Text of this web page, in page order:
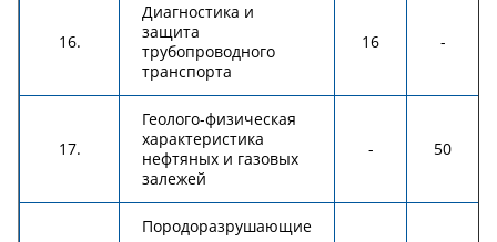
16.
Диагностика и
защита
трубопроводного
транспорта
16 -
17.
Геолого-физическая
характеристика
нефтяных и газовых
залежей
- 50
Породоразрушающие